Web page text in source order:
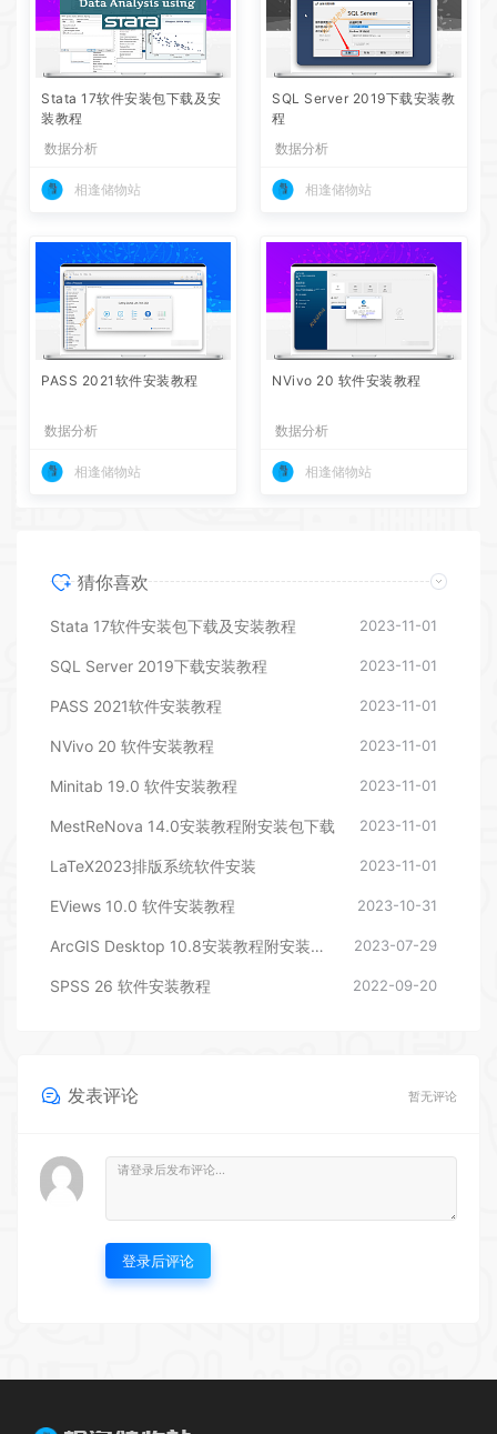
Stata 17软件安装包下载及安
装教程
数据分析
相逢储物站
SQL Server 2019下载安装教
程
数据分析
相逢储物站
PASS 2021软件安装教程
数据分析
相逢储物站
NVivo 20 软件安装教程
数据分析
相逢储物站
猜你喜欢
Stata 17软件安装包下载及安装教程 2023-11-01
SQL Server 2019下载安装教程 2023-11-01
PASS 2021软件安装教程 2023-11-01
NVivo 20 软件安装教程 2023-11-01
Minitab 19.0 软件安装教程 2023-11-01
MestReNova 14.0安装教程附安装包下载 2023-11-01
LaTeX2023排版系统软件安装 2023-11-01
EViews 10.0 软件安装教程 2023-10-31
ArcGIS Desktop 10.8安装教程附安装包下载 2023-07-29
SPSS 26 软件安装教程 2022-09-20
发表评论 暂无评论
登录后评论